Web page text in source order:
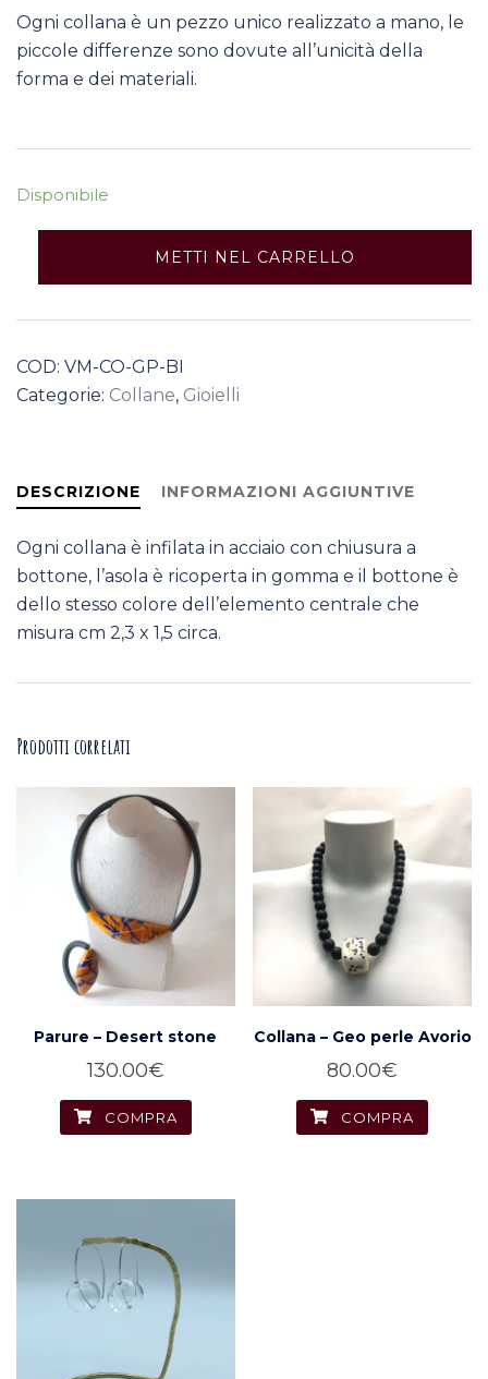
Ogni collana è un pezzo unico realizzato a mano, le
piccole differenze sono dovute all’unicità della
forma e dei materiali.
Disponibile
perle
Bianco
quantità
METTI NEL CARRELLO
COD: VM-CO-GP-BI
Categorie: Collane, Gioielli
DESCRIZIONE INFORMAZIONI AGGIUNTIVE
Ogni collana è infilata in acciaio con chiusura a
bottone, l’asola è ricoperta in gomma e il bottone è
dello stesso colore dell’elemento centrale che
misura cm 2,3 x 1,5 circa.
Prodotti correlati
Parure – Desert stone
130.00€
COMPRA
Collana – Geo perle Avorio
80.00€
COMPRA